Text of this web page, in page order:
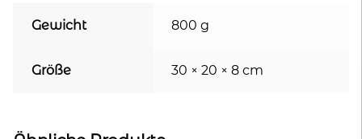
Gewicht 800 g
Größe 30 × 20 × 8 cm